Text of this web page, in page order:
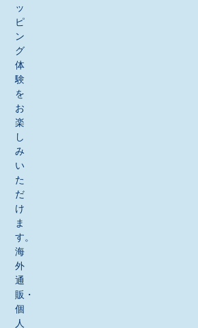
ッ
ピ
ン
グ
体
験
を
お
楽
し
み
い
た
だ
け
ま
す。
海
外
通
販・
個
人